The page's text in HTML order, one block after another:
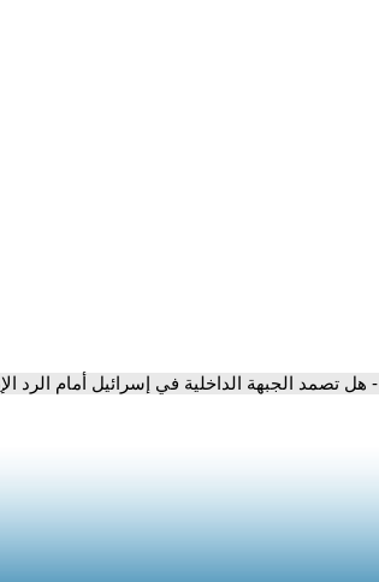
- هل تصمد الجبهة الداخلية في إسرائيل أمام الرد